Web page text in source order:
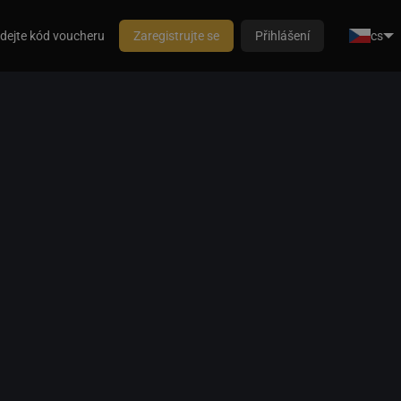
kód voucheru Zaregistrujte se Přihlášení cs